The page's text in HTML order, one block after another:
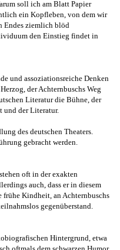
soll ich am Blatt Papier
ein Kopfleben, von dem wir
Endes ziemlich blöd
den Einstieg findet in
und assoziationsreiche Denken
der Achternbuschs Weg
Literatur die Bühne, der
und der Literatur.
des deutschen Theaters.
gebracht werden.
oft in der exakten
auch, dass er in diesem
frühe Kindheit, an Achternbuschs
gegenüberstand.
Hintergrund, etwa